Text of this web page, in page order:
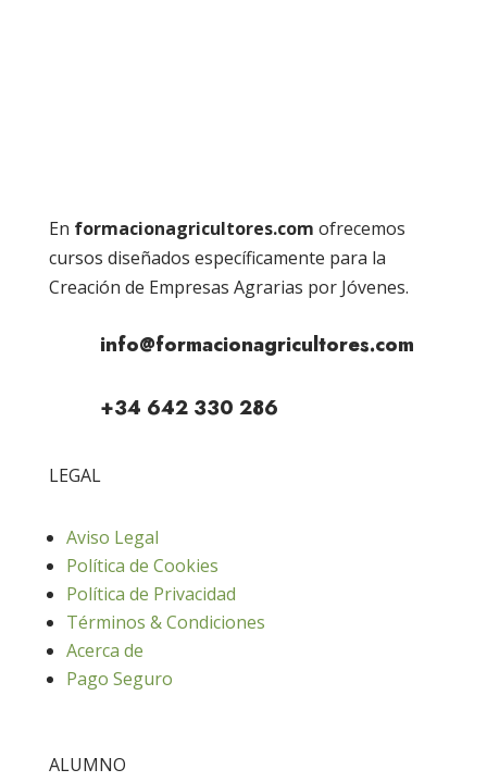
En formacionagricultores.com ofrecemos
cursos diseñados específicamente para la
Creación de Empresas Agrarias por Jóvenes.
info@formacionagricultores.com
+34 642 330 286
LEGAL
Aviso Legal
Política de Cookies
Política de Privacidad
Términos & Condiciones
Acerca de
Pago Seguro
ALUMNO